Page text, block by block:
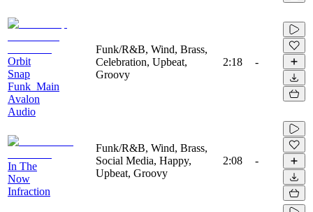
Orbit
Snap
Funk_Main
Avalon
Audio
Funk/R&B, Wind, Brass,
Celebration, Upbeat,
Groovy
2:18 -
In The
Now
Infraction
Funk/R&B, Wind, Brass,
Social Media, Happy,
Upbeat, Groovy
2:08 -